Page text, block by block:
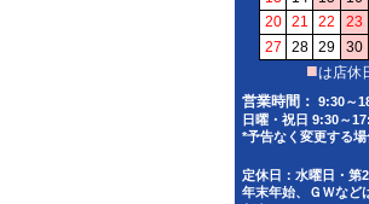
営業時間： 9:30～
日曜・祝日 9:30～
*予告なく変更する場
定休日：水曜日・第
年末年始、ＧＷなど